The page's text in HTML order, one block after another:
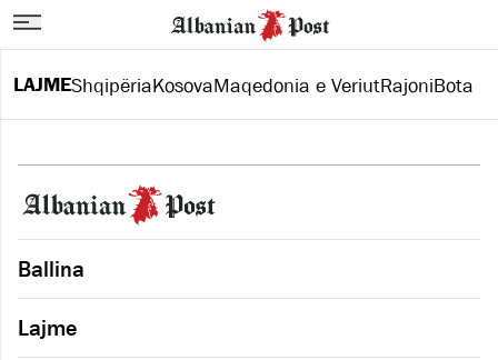
LAJMEShqipëriaKosovaMaqedonia e VeriutRajoniBota
Ballina
Lajme